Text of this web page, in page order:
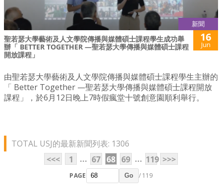
新聞
聖若瑟大學藝術及人文學院傳播與媒體碩士課程學生成功舉
辦「 BETTER TOGETHER —聖若瑟大學傳播與媒體碩士課程
開放課程」
16
Jun
由聖若瑟大學藝術及人文學院傳播與媒體碩士課程學生主辦的
「 Better Together —聖若瑟大學傳播與媒體碩士課程開放
課程」，於6月12日晚上7時假瘋堂十號創意園順利舉行。
TOTAL USJ的最新新聞列表: 1306
<<<
1 ... 67 68 69 ... 119 >>>
PAGE Go / 119